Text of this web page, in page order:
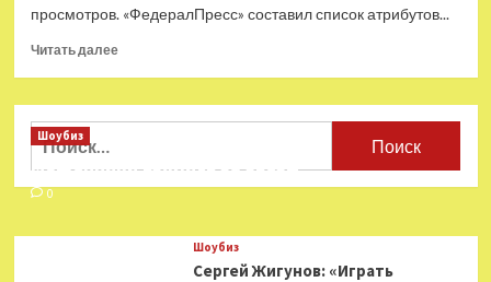
просмотров. «ФедералПресс» составил список атрибутов...
Читать далееПрочитать
За что
дураков»:
мужик
самогон
Найти:
Шоубиз
Мошенники взялись за звезд
0
Шоубиз
Сергей Жигунов: «Играть